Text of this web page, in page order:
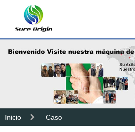
Inicio Caso